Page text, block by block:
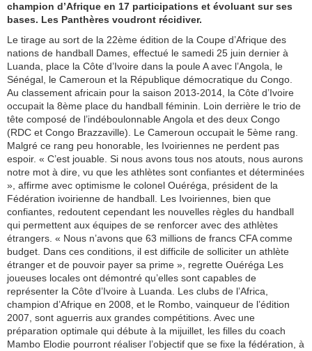
champion d’Afrique en 17 participations et évoluant sur ses
bases. Les Panthères voudront récidiver.
Le tirage au sort de la 22ème édition de la Coupe d’Afrique des
nations de handball Dames, effectué le samedi 25 juin dernier à
Luanda, place la Côte d’Ivoire dans la poule A avec l’Angola, le
Sénégal, le Cameroun et la République démocratique du Congo.
Au classement africain pour la saison 2013-2014, la Côte d’Ivoire
occupait la 8ème place du handball féminin. Loin derrière le trio de
tête composé de l’indéboulonnable Angola et des deux Congo
(RDC et Congo Brazzaville). Le Cameroun occupait le 5ème rang.
Malgré ce rang peu honorable, les Ivoiriennes ne perdent pas
espoir. « C’est jouable. Si nous avons tous nos atouts, nous aurons
notre mot à dire, vu que les athlètes sont confiantes et déterminées
», affirme avec optimisme le colonel Ouéréga, président de la
Fédération ivoirienne de handball. Les Ivoiriennes, bien que
confiantes, redoutent cependant les nouvelles règles du handball
qui permettent aux équipes de se renforcer avec des athlètes
étrangers. « Nous n’avons que 63 millions de francs CFA comme
budget. Dans ces conditions, il est difficile de solliciter un athlète
étranger et de pouvoir payer sa prime », regrette Ouéréga Les
joueuses locales ont démontré qu’elles sont capables de
représenter la Côte d’Ivoire à Luanda. Les clubs de l’Africa,
champion d’Afrique en 2008, et le Rombo, vainqueur de l’édition
2007, sont aguerris aux grandes compétitions. Avec une
préparation optimale qui débute à la mijuillet, les filles du coach
Mambo Elodie pourront réaliser l’objectif que se fixe la fédération, à